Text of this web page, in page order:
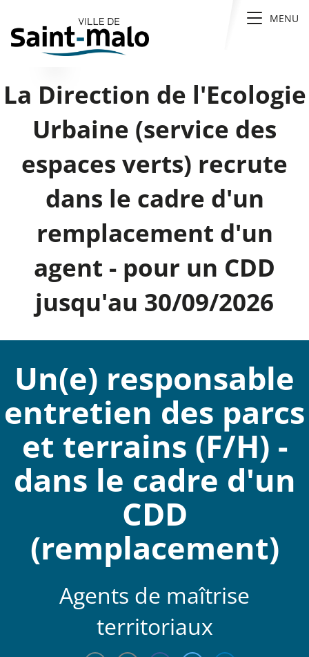
Toggle
MENU
La Direction de l'Ecologie
Urbaine (service des
espaces verts) recrute
dans le cadre d'un
remplacement d'un
agent - pour un CDD
jusqu'au 30/09/2026
Un(e) responsable
entretien des parcs
et terrains (F/H) -
dans le cadre d'un
CDD
(remplacement)
Agents de maîtrise
territoriaux